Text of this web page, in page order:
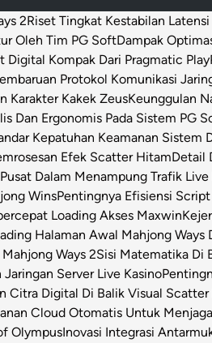
2Riset Tingkat Kestabilan
Oleh Tim PG SoftDampak
Digital Kompak Dari Pragmatic Play
Protokol Komunikasi
Karakter Kakek ZeusKeunggulan
Dan Ergonomis Pada Sistem PG
Kepatuhan Keamanan Sistem
Efek Scatter HitamDetail
Dalam Menampung Trafik Live
WinsPentingnya Efisiensi
Loading Akses Maxwin
Halaman Awal Mahjong Ways
Ways 2Sisi Matematika Di
Server Live Kasino
Citra Digital Di Balik Visual
Cloud Otomatis Untuk
OlympusInovasi Integrasi